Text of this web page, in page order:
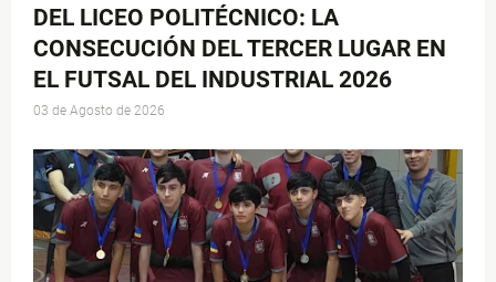
DEL LICEO POLITÉCNICO: LA
CONSECUCIÓN DEL TERCER LUGAR EN
EL FUTSAL DEL INDUSTRIAL 2026
03 de Agosto de 2026